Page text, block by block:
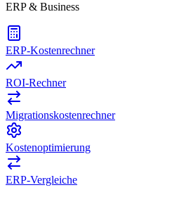
ERP & Business
ERP-Kostenrechner
ROI-Rechner
Migrationskostenrechner
Kostenoptimierung
ERP-Vergleiche